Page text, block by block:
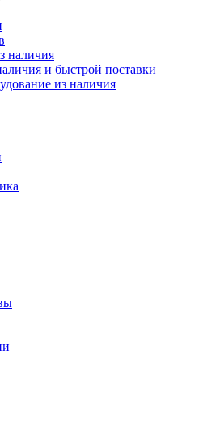
и быстрой поставки